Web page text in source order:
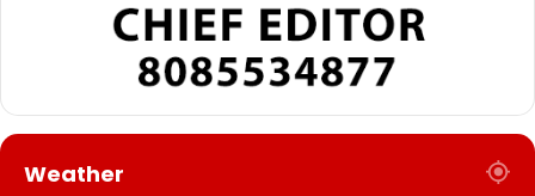
Weather